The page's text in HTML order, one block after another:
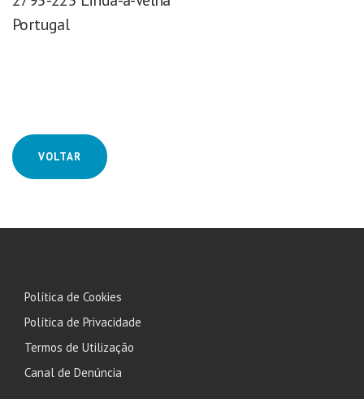
Portugal
VOLTAR
Política de Cookies
Política de Privacidade
Termos de Utilização
Canal de Denúncia